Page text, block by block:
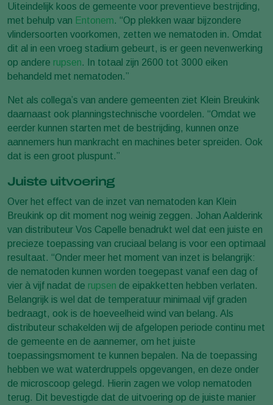
Uiteindelijk koos de gemeente voor preventieve bestrijding,
met behulp van Entonem. “Op plekken waar bijzondere
vlindersoorten voorkomen, zetten we nematoden in. Omdat
dit al in een vroeg stadium gebeurt, is er geen nevenwerking
op andere rupsen. In totaal zijn 2600 tot 3000 eiken
behandeld met nematoden.”
Net als collega’s van andere gemeenten ziet Klein Breukink
daarnaast ook planningstechnische voordelen. “Omdat we
eerder kunnen starten met de bestrijding, kunnen onze
aannemers hun mankracht en machines beter spreiden. Ook
dat is een groot pluspunt.”
Juiste uitvoering
Over het effect van de inzet van nematoden kan Klein
Breukink op dit moment nog weinig zeggen. Johan Aalderink
van distributeur Vos Capelle benadrukt wel dat een juiste en
precieze toepassing van cruciaal belang is voor een optimaal
resultaat. “Onder meer het moment van inzet is belangrijk:
de nematoden kunnen worden toegepast vanaf een dag of
vier à vijf nadat de rupsen de eipakketten hebben verlaten.
Belangrijk is wel dat de temperatuur minimaal vijf graden
bedraagt, ook is de hoeveelheid wind van belang. Als
distributeur schakelden wij de afgelopen periode continu met
de gemeente en de aannemer, om het juiste
toepassingsmoment te kunnen bepalen. Na de toepassing
hebben we wat waterdruppels opgevangen, en deze onder
de microscoop gelegd. Hierin zagen we volop nematoden
terug. Dit bevestigde dat de uitvoering op de juiste manier